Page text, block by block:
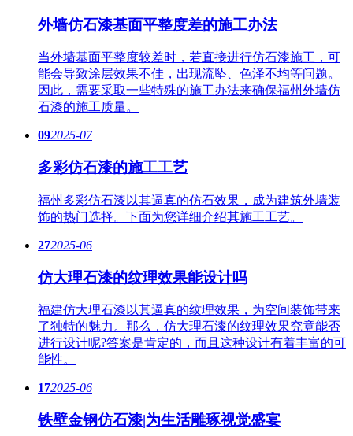
外墙仿石漆基面平整度差的施工办法
当外墙基面平整度较差时，若直接进行仿石漆施工，可
能会导致涂层效果不佳，出现流坠、色泽不均等问题。
因此，需要采取一些特殊的施工办法来确保福州外墙仿
石漆的施工质量。
092025-07
多彩仿石漆的施工工艺
福州多彩仿石漆以其逼真的仿石效果，成为建筑外墙装
饰的热门选择。下面为您详细介绍其施工工艺。
272025-06
仿大理石漆的纹理效果能设计吗
福建仿大理石漆以其逼真的纹理效果，为空间装饰带来
了独特的魅力。那么，仿大理石漆的纹理效果究竟能否
进行设计呢?答案是肯定的，而且这种设计有着丰富的可
能性。
172025-06
铁壁金钢仿石漆|为生活雕琢视觉盛宴